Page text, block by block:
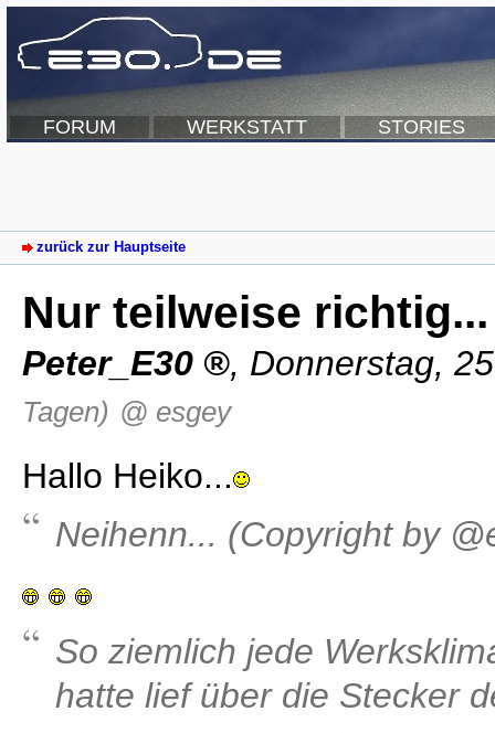
FORUM WERKSTATT STORIES
zurück zur Hauptseite
Nur teilweise richtig...
Peter_E30 , Donnerstag,
Tagen) @ esgey
Hallo Heiko...
Neihenn... (Copyright by
So ziemlich jede
hatte lief über die Stecker